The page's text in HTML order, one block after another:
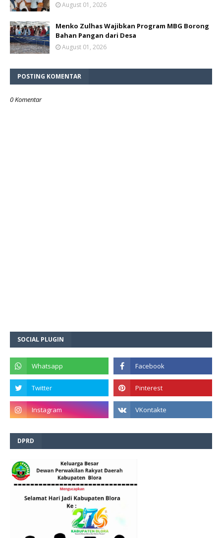
August 01, 2026
Menko Zulhas Wajibkan Program MBG Borong
Bahan Pangan dari Desa
August 01, 2026
POSTING KOMENTAR
0 Komentar
SOCIAL PLUGIN
DPRD